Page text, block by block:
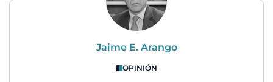
Jaime E. Arango
OPINIÓN